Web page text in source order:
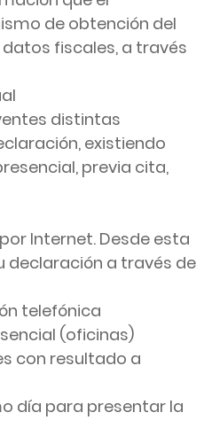
de obtención del
fiscales, a través
distintas
existiendo
previa cita,
Internet. Desde esta
declaración a través de
telefónica
(oficinas)
con resultado a
día para presentar la